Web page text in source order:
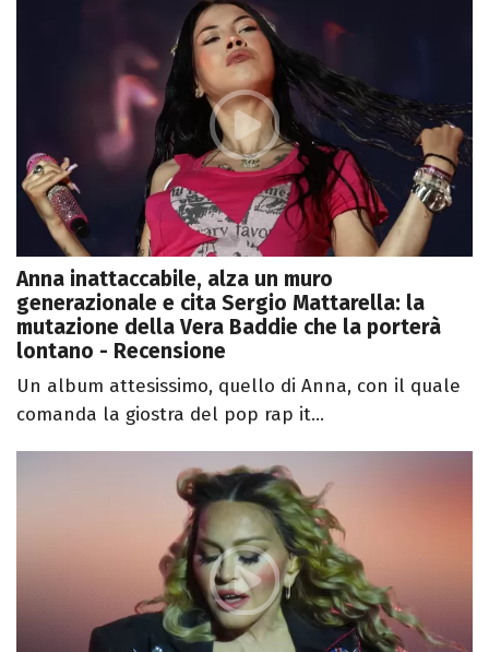
Anna inattaccabile, alza un muro
generazionale e cita Sergio Mattarella: la
mutazione della Vera Baddie che la porterà
lontano - Recensione
Un album attesissimo, quello di Anna, con il quale
comanda la giostra del pop rap it...